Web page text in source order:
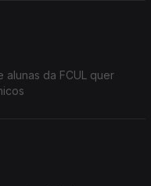
da FCUL quer